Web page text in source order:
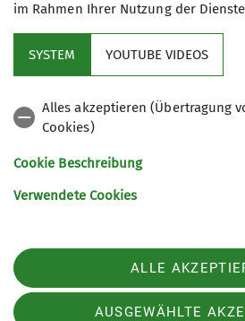
Sektionsveranstaltung
55501 Bad Kreuznach
Telefon +4915123379397
im Rahmen Ihrer Nutzung der
SYSTEM YOUTUBE VIDEOS
Alles akzeptieren (Übertragung
Cookies)
Cookie Beschreibung
Verwendete Cookies
ALLE
AUSGEWÄHLTE